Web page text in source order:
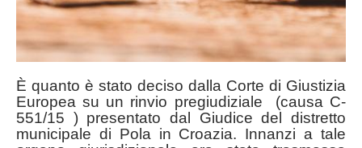
È quanto è stato deciso dalla Corte di Giustizia
Europea su un rinvio pregiudiziale (causa C-
551/15 ) presentato dal Giudice del distretto
municipale di Pola in Croazia. Innanzi a tale